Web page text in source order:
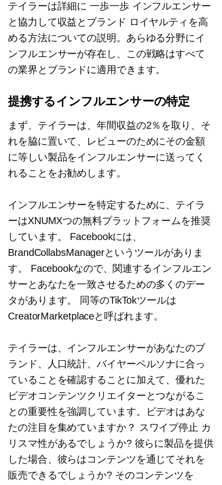
テイラーは詳細に 一歩一歩インフルエンサー
と協力して収益とブランド ロイヤルティを高
める方法についての説明。あらゆる分野にイ
ンフルエンサーが存在し、この戦略はすべて
の業界とブランドに適用できます。
提携するインフルエンサーの特定
まず、テイラーは、年間収益の2％を取り、そ
れを脇に置いて、レビューのためにその金額
に等しい製品をインフルエンサーに送ってく
れることをお勧めします。
インフルエンサーを特定するために、テイラ
ーはXNUMXつの無料プラットフォームを推奨
しています。 Facebookには、
BrandCollabsManagerというツールがありま
す。 Facebookなので、関連するインフルエン
サーとあなたを一致させるための多くのデー
タがあります。 同等のTikTokツールは
CreatorMarketplaceと呼ばれます。
テイラーは、インフルエンサーがあなたのブ
ランド、人口統計、バイヤーペルソナに合っ
ていることを確認することに加えて、優れた
ビデオコンテンツクリエイターとつながるこ
との重要性を強調しています。ビデオはあな
たの注目を集めていますか？
スワイプ停止 カ
リスマ性があるでしょうか? 彼らに製品を提供
した場合、彼らはコンテンツを通じてそれを
販売できるでしょうか? そのコンテンツを